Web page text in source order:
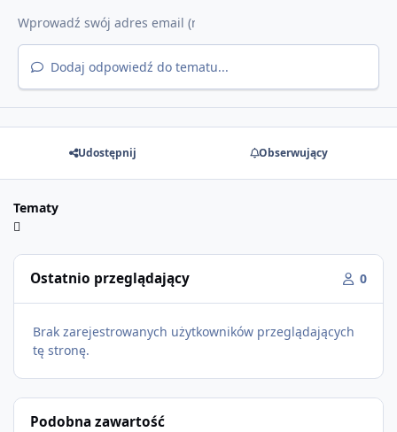
Dodaj odpowiedź do tematu...
Udostępnij Obserwujący
Tematy
Ostatnio przeglądający 0
Brak zarejestrowanych użytkowników przeglądających
tę stronę.
Podobna zawartość